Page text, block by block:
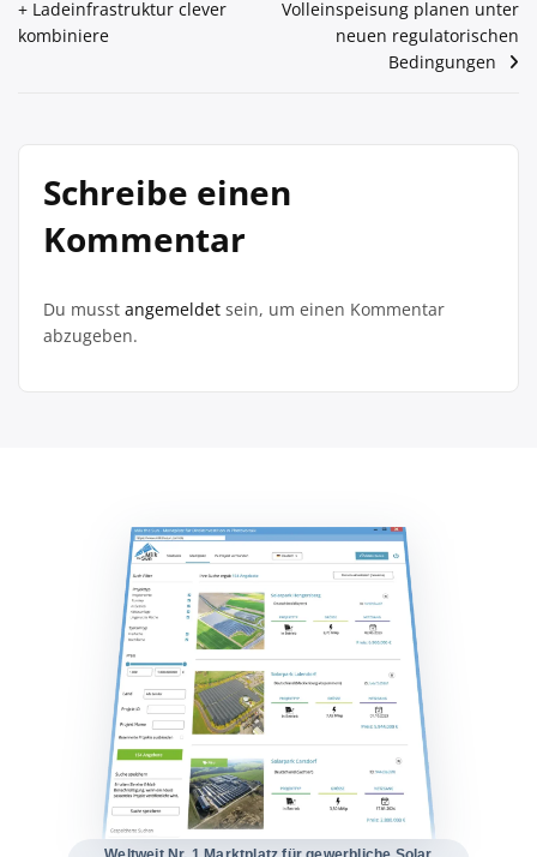
+ Ladeinfrastruktur clever
kombiniere
Volleinspeisung planen unter
neuen regulatorischen
Bedingungen
Schreibe einen
Kommentar
Du musst angemeldet sein, um einen Kommentar
abzugeben.